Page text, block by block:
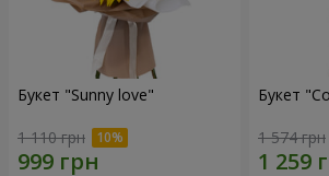
Букет "Sunny love"
1 110 грн
Букет
1 574 грн